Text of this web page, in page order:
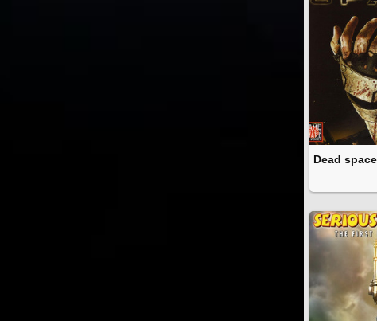
Dead